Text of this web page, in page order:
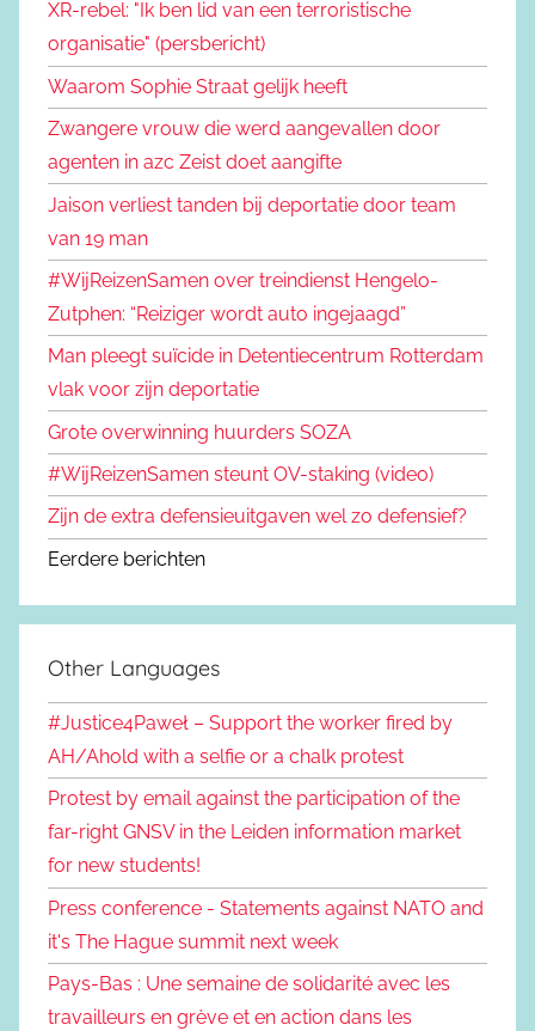
XR-rebel: "Ik ben lid van een terroristische
organisatie" (persbericht)
Waarom Sophie Straat gelijk heeft
Zwangere vrouw die werd aangevallen door
agenten in azc Zeist doet aangifte
Jaison verliest tanden bij deportatie door team
van 19 man
#WijReizenSamen over treindienst Hengelo-
Zutphen: “Reiziger wordt auto ingejaagd”
Man pleegt suïcide in Detentiecentrum Rotterdam
vlak voor zijn deportatie
Grote overwinning huurders SOZA
#WijReizenSamen steunt OV-staking (video)
Zijn de extra defensieuitgaven wel zo defensief?
Eerdere berichten
Other Languages
#Justice4Paweł – Support the worker fired by
AH/Ahold with a selfie or a chalk protest
Protest by email against the participation of the
far-right GNSV in the Leiden information market
for new students!
Press conference - Statements against NATO and
it's The Hague summit next week
Pays-Bas : Une semaine de solidarité avec les
travailleurs en grève et en action dans les